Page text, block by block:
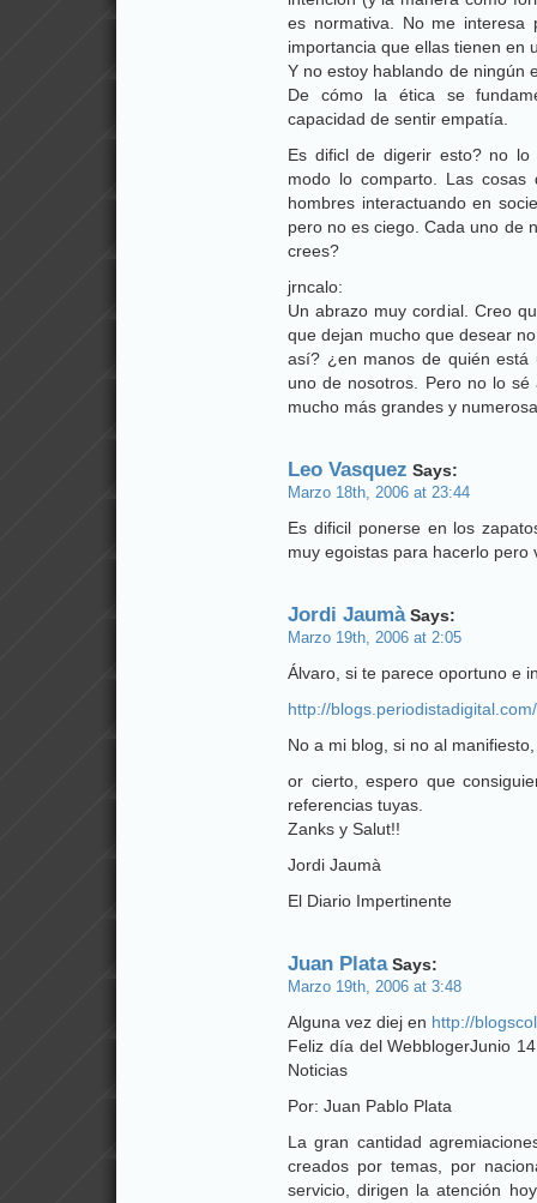
es normativa. No me interesa
importancia que ellas tienen en
Y no estoy hablando de ningún
De cómo la ética se
capacidad de sentir empatía.
Es dificl de digerir esto? no
modo lo comparto. Las
hombres interactuando en
pero no es ciego. Cada uno de
crees?
jrncalo:
Un abrazo muy cordial. Creo
que dejan mucho que desear
así? ¿en manos de quién está
uno de nosotros. Pero no lo
mucho más grandes y
Leo Vasquez Says:
Marzo 18th, 2006 at 23:44
Es dificil ponerse en los
muy egoistas para hacerlo pero
Jordi JaumàSays:
Marzo 19th, 2006 at 2:05
Álvaro, si te parece oportuno e
http://
No a mi blog, si no al manifiesto,
or cierto, espero que
referencias tuyas.
Zanks y Salut!!
Jordi Jaumà
El Diario Impertinente
Juan PlataSays:
Marzo 19th, 2006 at 3:48
Alguna vez diej en http://
Feliz día del WebblogerJunio
Noticias
Por: Juan Pablo Plata
La gran cantidad
creados por temas, por
servicio, dirigen la atención